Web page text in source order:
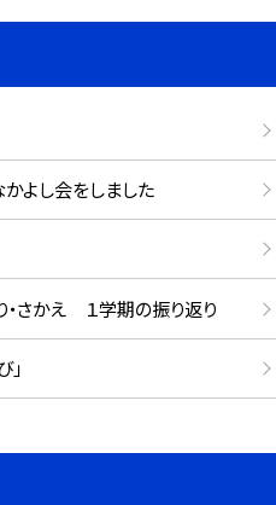
よし会をしました
さかえ １学期の振り返り